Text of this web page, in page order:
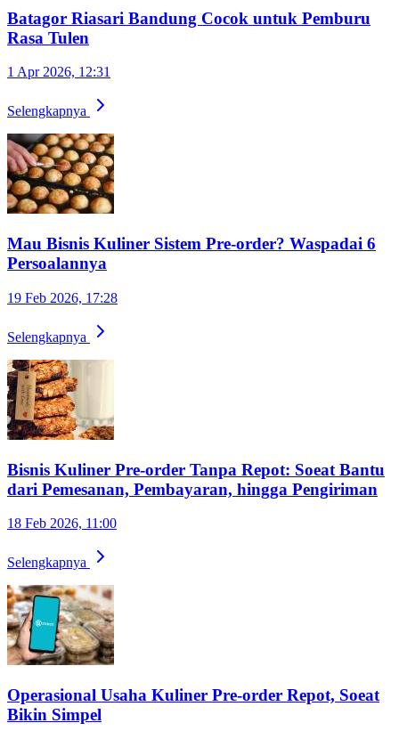
Batagor Riasari Bandung Cocok untuk Pemburu
Rasa Tulen
1 Apr 2026, 12:31
Selengkapnya
Mau Bisnis Kuliner Sistem Pre-order? Waspadai 6
Persoalannya
19 Feb 2026, 17:28
Selengkapnya
Bisnis Kuliner Pre-order Tanpa Repot: Soeat Bantu
dari Pemesanan, Pembayaran, hingga Pengiriman
18 Feb 2026, 11:00
Selengkapnya
Operasional Usaha Kuliner Pre-order Repot, Soeat
Bikin Simpel